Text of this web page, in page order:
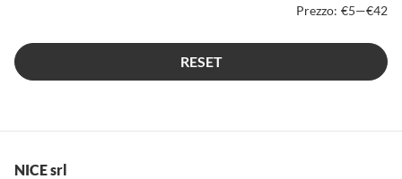
Prezzo: €5—€42
RESET
NICE srl